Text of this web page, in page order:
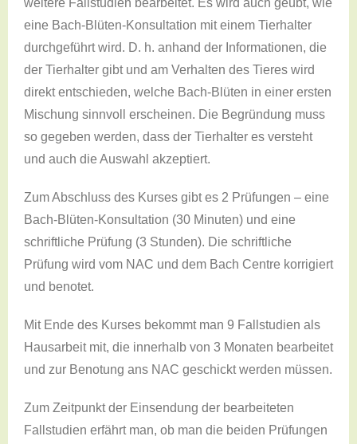
eine Bach-Blüten-Konsultation mit einem Tierhalter
durchgeführt wird. D. h. anhand der Informationen, die
der Tierhalter gibt und am Verhalten des Tieres wird
direkt entschieden, welche Bach-Blüten in einer ersten
Mischung sinnvoll erscheinen. Die Begründung muss
so gegeben werden, dass der Tierhalter es versteht
und auch die Auswahl akzeptiert.
Zum Abschluss des Kurses gibt es 2 Prüfungen – eine
Bach-Blüten-Konsultation (30 Minuten) und eine
schriftliche Prüfung (3 Stunden). Die schriftliche
Prüfung wird vom NAC und dem Bach Centre korrigiert
und benotet.
Mit Ende des Kurses bekommt man 9 Fallstudien als
Hausarbeit mit, die innerhalb von 3 Monaten bearbeitet
und zur Benotung ans NAC geschickt werden müssen.
Zum Zeitpunkt der Einsendung der bearbeiteten
Fallstudien erfährt man, ob man die beiden Prüfungen